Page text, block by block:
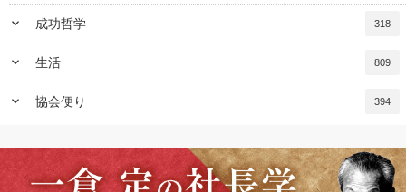
keyboard_arrow_down 成功哲学 318
keyboard_arrow_down 生活 809
keyboard_arrow_down 協会便り 394